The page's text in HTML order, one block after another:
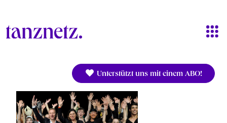
Unterstützt uns mit einem ABO!